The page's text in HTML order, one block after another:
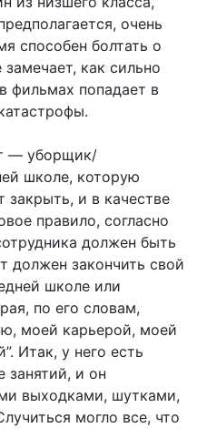
очень
способен болтать о
как сильно
фильмах попадает в
— уборщик/
школе, которую
закрыть, и в качестве
правило, согласно
должен быть
должен закончить свой
школе или
по его словам,
моей карьерой, моей
Итак, у него есть
занятий, и он
выходками, шутками,
могло все, что